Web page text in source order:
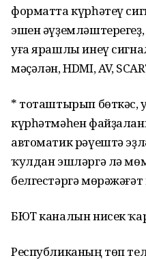
форматта күрһәтеү
эшен
уға ярашлы инеү
мәҫәлән, HDMI, AV,
* тоташтырып бөткәс,
күрһәтмәһен
автоматик рәүештә
ҡулдан эшләргә лә
белгестәргә
БЮТ каналын нисек
Республиканың төп